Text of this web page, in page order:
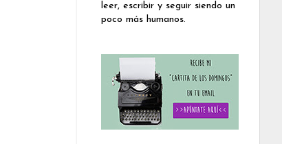
leer, escribir y seguir siendo un
poco más humanos.